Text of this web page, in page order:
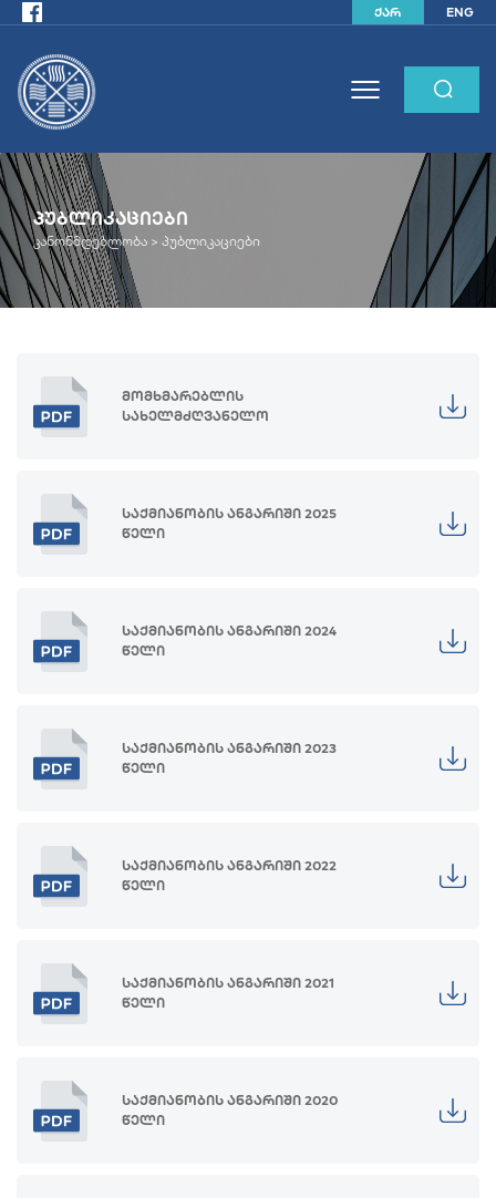
ქარ ENG
ᲞᲣᲑᲚᲘᲙᲐᲪᲘᲔᲑᲘ
კანონმდებლობა > პუბლიკაციები
მომხმარებლის
სახელმძღვანელო
საქმიანობის ანგარიში 2025
წელი
საქმიანობის ანგარიში 2024
წელი
საქმიანობის ანგარიში 2023
წელი
საქმიანობის ანგარიში 2022
წელი
საქმიანობის ანგარიში 2021
წელი
საქმიანობის ანგარიში 2020
წელი